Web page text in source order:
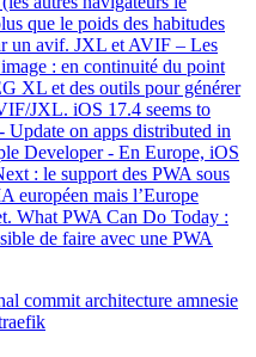
que le poids des habitudes
un avif. JXL et AVIF – Les
: en continuité du point
XL et des outils pour générer
JXL. iOS 17.4 seems to
on apps distributed in
Developer - En Europe, iOS
: le support des PWA sous
européen mais l’Europe
What PWA Can Do Today :
de faire avec une PWA
commit architecture amnesie